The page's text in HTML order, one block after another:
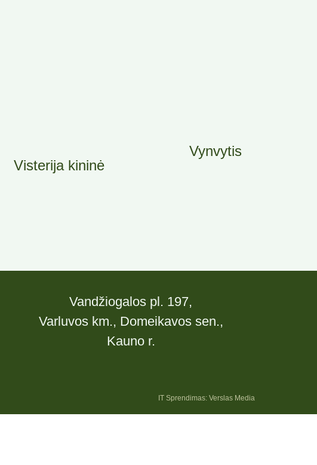
Visterija kininė
Vynvytis
Vandžiogalos pl. 197,
Varluvos km., Domeikavos sen.,
Kauno r.
IT Sprendimas: Verslas Media